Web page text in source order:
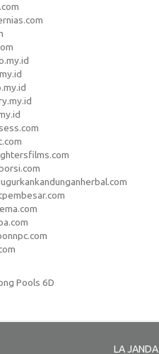
Pools 6D
LA JANDA